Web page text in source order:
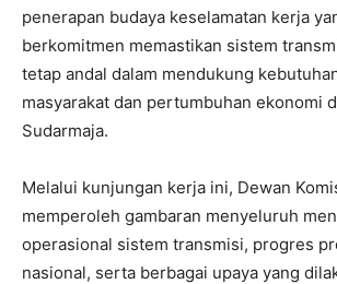
penerapan budaya keselamatan kerja
berkomitmen memastikan sistem
tetap andal dalam mendukung
masyarakat dan pertumbuhan ekonomi
Sudarmaja.
Melalui kunjungan kerja ini, Dewan
memperoleh gambaran menyeluruh
operasional sistem transmisi, progres
nasional, serta berbagai upaya yang